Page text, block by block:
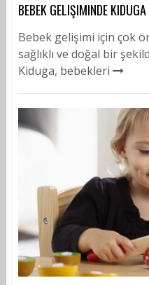
BEBEK GELIŞIMINDE
Bebek gelişimi için çok
sağlıklı ve doğal bir
Kiduga, bebekleri